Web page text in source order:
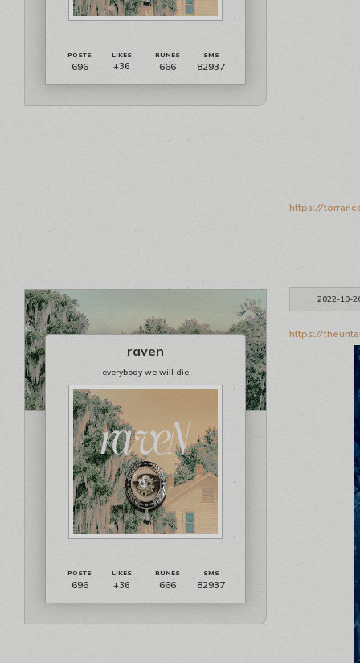
696 +36 666 82937
https://
2022-10-
raven
everybody we will die
696 +36 666 82937
https://